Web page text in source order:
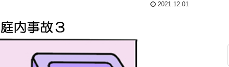
2021.12.01